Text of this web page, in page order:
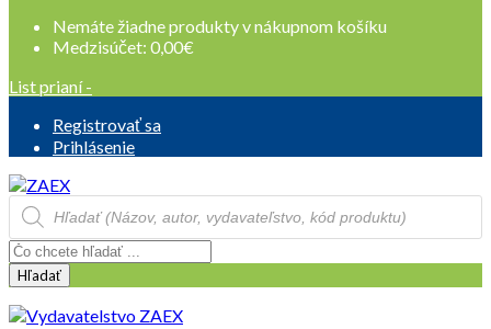
Nemáte žiadne produkty v nákupnom košíku
Medzisúčet: 0,00€
List prianí -
Registrovať sa
Prihlásenie
Products
search
Hľadať